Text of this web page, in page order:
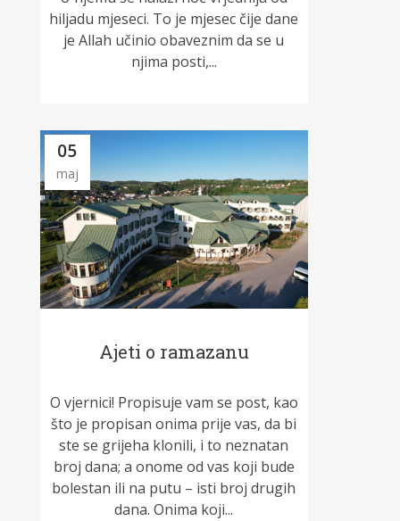
hiljadu mjeseci. To je mjesec čije dane
je Allah učinio obaveznim da se u
njima posti,...
05
maj
Ajeti o ramazanu
O vjernici! Propisuje vam se post, kao
što je propisan o­nima prije vas, da bi
ste se grijeha klonili, i to neznatan
broj dana; a o­nome od vas koji bude
bolestan ili na putu – isti broj drugih
dana. O­nima koji...